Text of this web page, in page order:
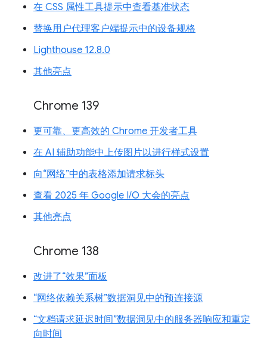
在 CSS 属性工具提示中查看基准状态
替换用户代理客户端提示中的设备规格
Lighthouse 12.8.0
其他亮点
Chrome 139
更可靠、更高效的 Chrome 开发者工具
在 AI 辅助功能中上传图片以进行样式设置
向“网络”中的表格添加请求标头
查看 2025 年 Google I/O 大会的亮点
其他亮点
Chrome 138
改进了“效果”面板
“网络依赖关系树”数据洞见中的预连接源
“文档请求延迟时间”数据洞见中的服务器响应和重定
向时间